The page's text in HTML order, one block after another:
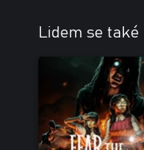
Lidem se také